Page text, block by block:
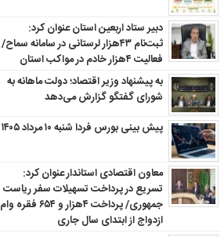
دبیر ستاد اربعین استان عنوان کرد:
ثبت‌نام ۴۳هزار لرستانی در سامانه سماح/
فعالیت ۴هزار خادم در مواکب استان
به پیشنهاد وزیر اقتصاد؛ دولت ماهانه به
شورای گفتگو گزارش می‌دهد
پیش بینی بورس فردا شنبه ۱۰ مرداد ۱۴۰۵
معاون اقتصادی استاندار عنوان کرد:
تسریع در پرداخت تسهیلات سفر ریاست
جمهوری/ پرداخت ۴هزار و ۶۵۴ فقره وام
ازدواج از ابتدای سال جاری